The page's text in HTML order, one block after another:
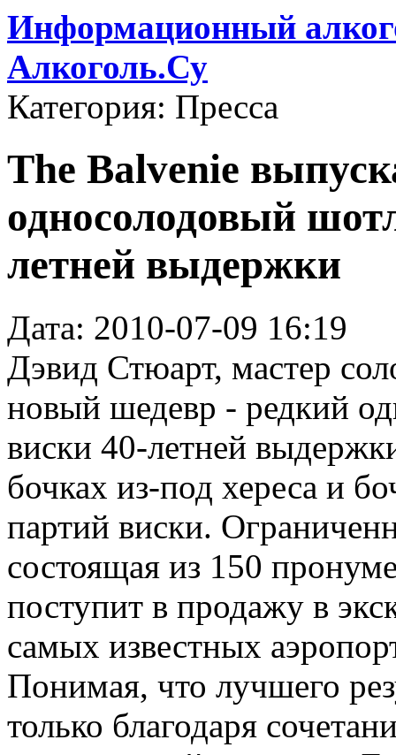
Информационный
Алкоголь.Су
Категория: Пресса
The Balvenie
односолодовый
летней выдержки
Дата: 2010-07-09 16:19
Дэвид Стюарт, мастер
новый шедевр - редкий
виски 40-летней
бочках из-под хереса и
партий виски.
состоящая из 150
поступит в продажу в
самых известных
Понимая, что лучшего
только благодаря